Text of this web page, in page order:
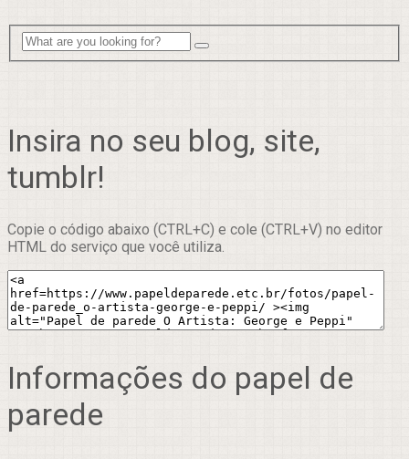
Insira no seu blog, site,
tumblr!
Copie o código abaixo (CTRL+C) e cole (CTRL+V) no editor
HTML do serviço que você utiliza.
Informações do papel de
parede